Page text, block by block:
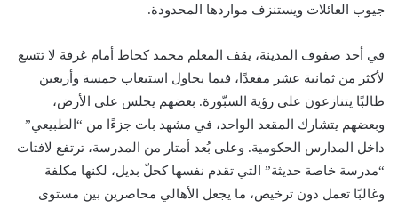
جيوب العائلات ويستنزف مواردها المحدودة.
في أحد صفوف المدينة، يقف المعلم محمد كحاط أمام غرفة لا تتسع
لأكثر من ثمانية عشر مقعدًا، فيما يحاول استيعاب خمسة وأربعين
طالبًا يتنازعون على رؤية السبّورة. بعضهم يجلس على الأرض،
وبعضهم يتشارك المقعد الواحد، في مشهد بات جزءًا من “الطبيعي”
داخل المدارس الحكومية. وعلى بُعد أمتار من المدرسة، ترتفع لافتات
“مدرسة خاصة حديثة” التي تقدم نفسها كحلّ بديل، لكنها مكلفة
وغالبًا تعمل دون ترخيص، ما يجعل الأهالي محاصرين بين مستوى